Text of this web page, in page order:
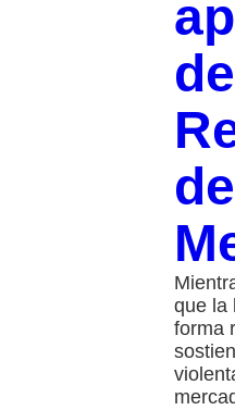
del
de
que la
forma